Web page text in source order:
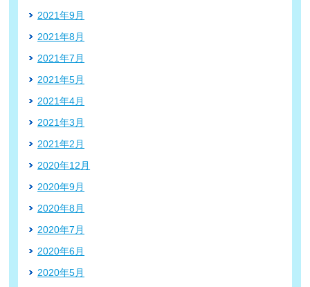
2021年9月
2021年8月
2021年7月
2021年5月
2021年4月
2021年3月
2021年2月
2020年12月
2020年9月
2020年8月
2020年7月
2020年6月
2020年5月